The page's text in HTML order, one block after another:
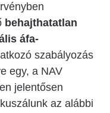
behajthatatlan
áfa-
szabályozás
egy, a NAV
jelentősen
az alábbi